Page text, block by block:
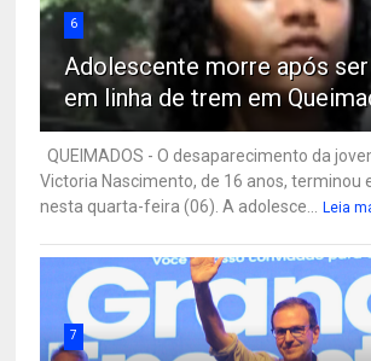
6
Adolescente morre após
em linha de trem em
QUEIMADOS - O desaparecimento da
Victoria Nascimento, de 16 anos, terminou
nesta quarta-feira (06). A adolesce...
Leia
7